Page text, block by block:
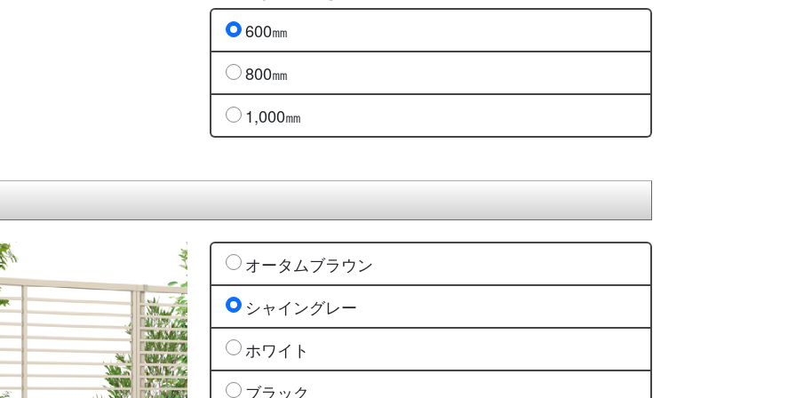
600㎜
800㎜
1,000㎜
オータムブラウン
シャイングレー
ホワイト
ブラック